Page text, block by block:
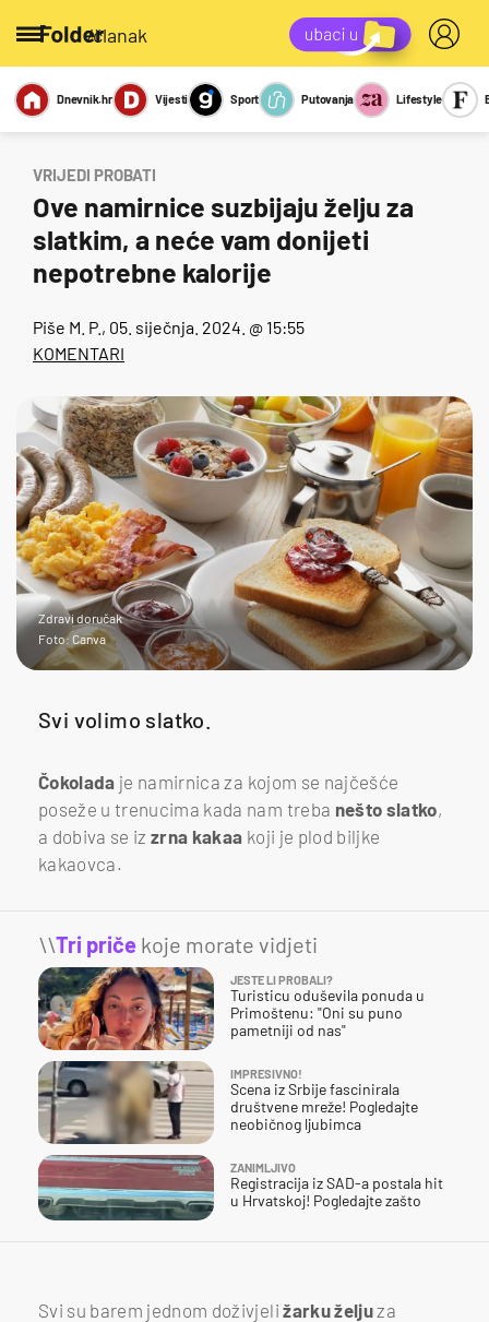
/članak
Miks Kviz
Report
Sexy
Dnevnik.hr Vijesti Sport Putovanja Lifestyle
VRIJEDI PROBATI
Ove namirnice suzbijaju želju za
slatkim, a neće vam donijeti
nepotrebne kalorije
Piše M. P. , 05. siječnja. 2024. @ 15:55
KOMENTARI
Zdravi doručak
Foto: Canva
Svi volimo slatko.
Čokolada je namirnica za kojom se najčešće
poseže u trenucima kada nam treba nešto slatko,
a dobiva se izzrna kakaa koji je plod biljke
kakaovca.
\\Tri priče koje morate vidjeti
JESTE LI PROBALI?
Turisticu oduševila ponuda u
Primoštenu: "Oni su puno
pametniji od nas"
IMPRESIVNO!
Scena iz Srbije fascinirala
društvene mreže! Pogledajte
neobičnog ljubimca
ZANIMLJIVO
Registracija iz SAD-a postala hit
u Hrvatskoj! Pogledajte zašto
Svi su barem jednom doživjeližarku željuza